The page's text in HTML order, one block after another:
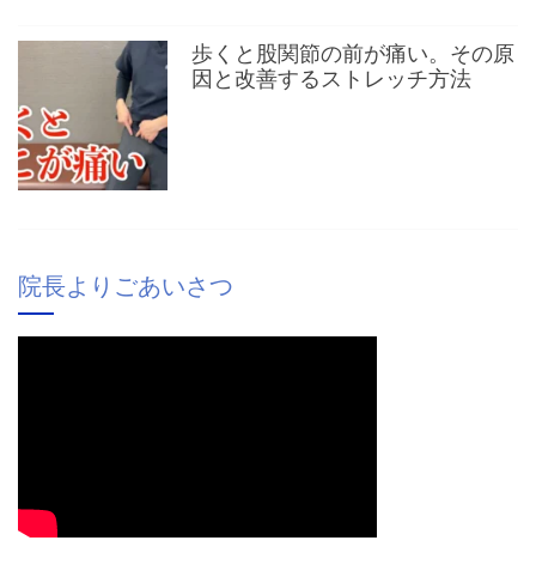
歩くと股関節の前が痛い。その原
因と改善するストレッチ方法
院長よりごあいさつ